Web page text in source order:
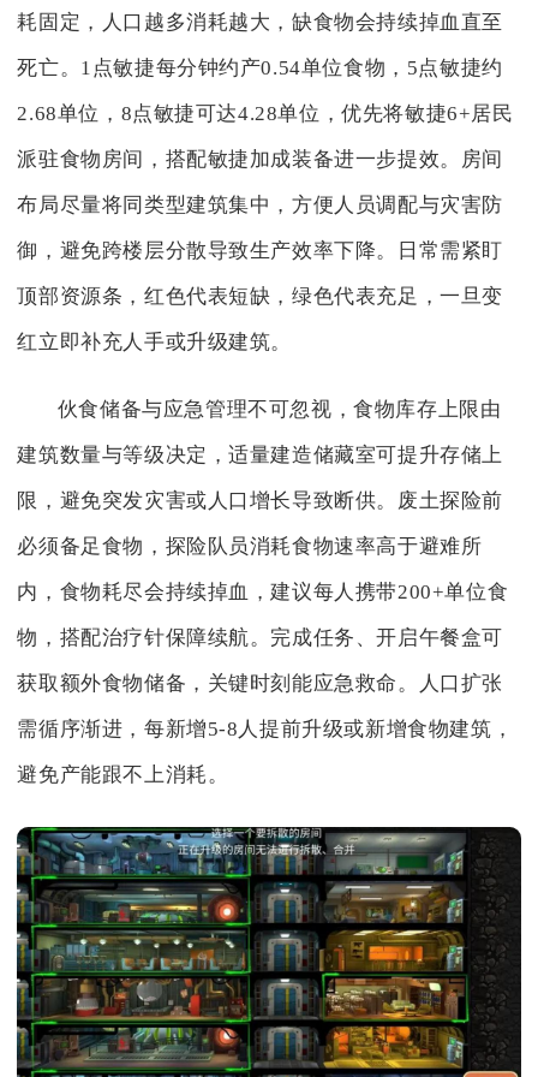
耗固定，人口越多消耗越大，缺食物会持续掉血直至
死亡。1点敏捷每分钟约产0.54单位食物，5点敏捷约
2.68单位，8点敏捷可达4.28单位，优先将敏捷6+居民
派驻食物房间，搭配敏捷加成装备进一步提效。房间
布局尽量将同类型建筑集中，方便人员调配与灾害防
御，避免跨楼层分散导致生产效率下降。日常需紧盯
顶部资源条，红色代表短缺，绿色代表充足，一旦变
红立即补充人手或升级建筑。
伙食储备与应急管理不可忽视，食物库存上限由
建筑数量与等级决定，适量建造储藏室可提升存储上
限，避免突发灾害或人口增长导致断供。废土探险前
必须备足食物，探险队员消耗食物速率高于避难所
内，食物耗尽会持续掉血，建议每人携带200+单位食
物，搭配治疗针保障续航。完成任务、开启午餐盒可
获取额外食物储备，关键时刻能应急救命。人口扩张
需循序渐进，每新增5-8人提前升级或新增食物建筑，
避免产能跟不上消耗。